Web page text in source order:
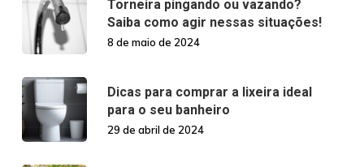
Torneira pingando ou vazando?
Saiba como agir nessas situações!
8 de maio de 2024
Dicas para comprar a lixeira ideal
para o seu banheiro
29 de abril de 2024